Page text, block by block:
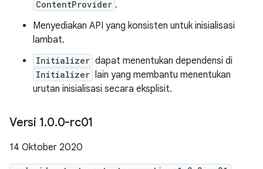
ContentProvider .
Menyediakan API yang konsisten untuk inisialisasi
lambat.
Initializer dapat menentukan dependensi di
Initializer lain yang membantu menentukan
urutan inisialisasi secara eksplisit.
Versi 1.0.0-rc01
14 Oktober 2020